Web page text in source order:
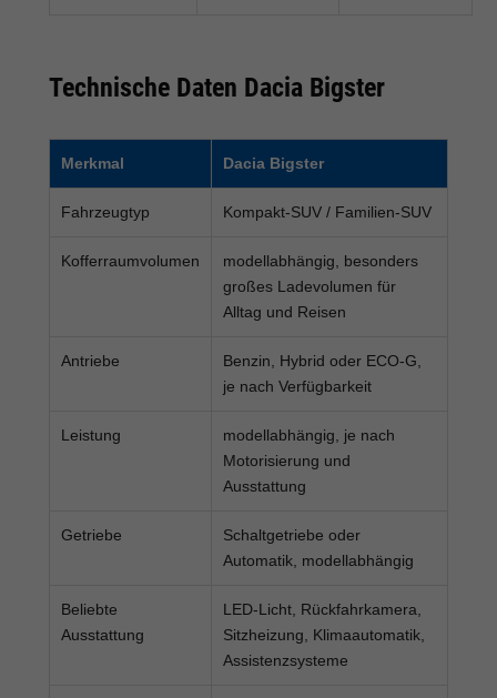
Technische Daten Dacia Bigster
Merkmal Dacia Bigster
Fahrzeugtyp Kompakt-SUV / Familien-SUV
Kofferraumvolumen
modellabhängig, besonders
großes Ladevolumen für
Alltag und Reisen
Antriebe
Benzin, Hybrid oder ECO-G,
je nach Verfügbarkeit
Leistung
modellabhängig, je nach
Motorisierung und
Ausstattung
Getriebe
Schaltgetriebe oder
Automatik, modellabhängig
Beliebte
Ausstattung
LED-Licht, Rückfahrkamera,
Sitzheizung, Klimaautomatik,
Assistenzsysteme